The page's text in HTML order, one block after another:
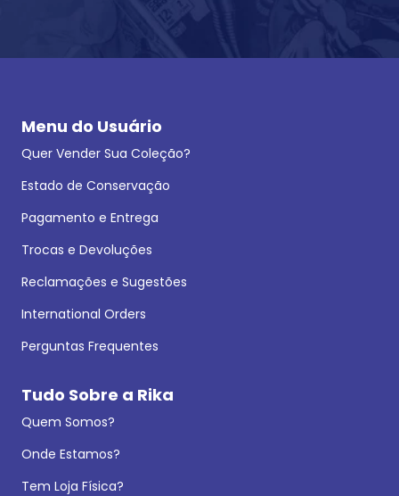
Menu do Usuário
Quer Vender Sua Coleção?
Estado de Conservação
Pagamento e Entrega
Trocas e Devoluções
Reclamações e Sugestões
International Orders
Perguntas Frequentes
Tudo Sobre a Rika
Quem Somos?
Onde Estamos?
Tem Loja Física?